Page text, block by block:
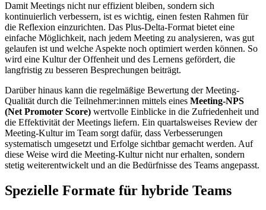
Damit Meetings nicht nur effizient bleiben, sondern sich
kontinuierlich verbessern, ist es wichtig, einen festen Rahmen für
die Reflexion einzurichten. Das Plus-Delta-Format bietet eine
einfache Möglichkeit, nach jedem Meeting zu analysieren, was gut
gelaufen ist und welche Aspekte noch optimiert werden können. So
wird eine Kultur der Offenheit und des Lernens gefördert, die
langfristig zu besseren Besprechungen beiträgt.
Darüber hinaus kann die regelmäßige Bewertung der Meeting-
Qualität durch die Teilnehmer:innen mittels eines Meeting-NPS
(Net Promoter Score) wertvolle Einblicke in die Zufriedenheit und
die Effektivität der Meetings liefern. Ein quartalsweises Review der
Meeting-Kultur im Team sorgt dafür, dass Verbesserungen
systematisch umgesetzt und Erfolge sichtbar gemacht werden. Auf
diese Weise wird die Meeting-Kultur nicht nur erhalten, sondern
stetig weiterentwickelt und an die Bedürfnisse des Teams angepasst.
Spezielle Formate für hybride Teams